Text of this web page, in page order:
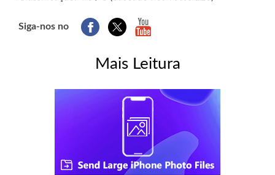
Siga-nos no
Mais Leitura